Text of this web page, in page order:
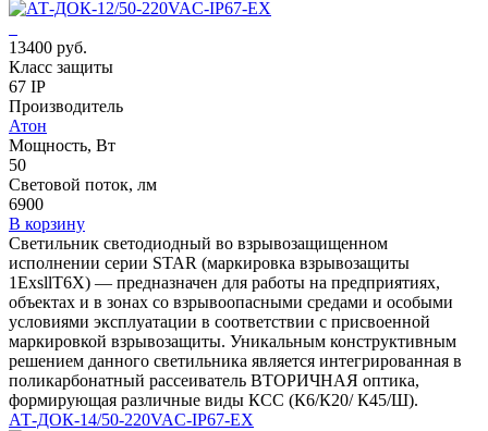
13400 руб.
Класс защиты
67 IP
Производитель
Атон
Мощность, Вт
50
Световой поток, лм
6900
В корзину
Светильник светодиодный во взрывозащищенном
исполнении серии STAR (маркировка взрывозащиты
1ЕхsllT6X) — предназначен для работы на предприятиях,
объектах и в зонах со взрывоопасными средами и особыми
условиями эксплуатации в соответствии с присвоенной
маркировкой взрывозащиты. Уникальным конструктивным
решением данного светильника является интегрированная в
поликарбонатный рассеиватель ВТОРИЧНАЯ оптика,
формирующая различные виды КСС (К6/К20/ К45/Ш).
АТ-ДОК-14/50-220VAC-IP67-EX